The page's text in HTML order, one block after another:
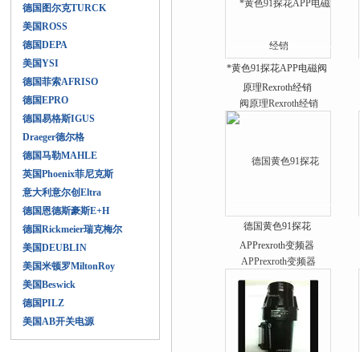
德国图尔克TURCK
美国ROSS
德国DEPA
美国YSI
德国菲索AFRISO
德国EPRO
德国易格斯IGUS
Draeger德尔格
德国马勒MAHLE
英国Phoenix菲尼克斯
意大利意尔创Eltra
德国恩德斯豪斯E+H
德国Rickmeier瑞克梅尔
美国DEUBLIN
美国米顿罗MiltonRoy
美国Beswick
德国PILZ
美国AB开关电源
*黄色91探花APP电磁阀
原理Rexroth经销
德国黄色91探花
APPrexroth变频器